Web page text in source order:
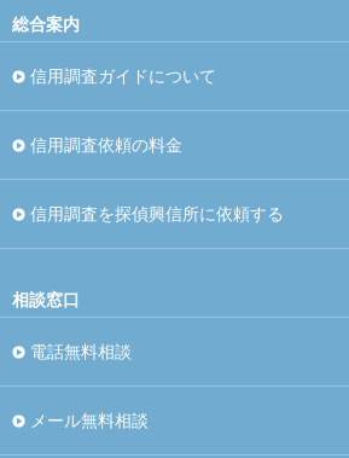
総合案内
信用調査ガイドについて
信用調査依頼の料金
信用調査を探偵興信所に依頼する
相談窓口
電話無料相談
メール無料相談